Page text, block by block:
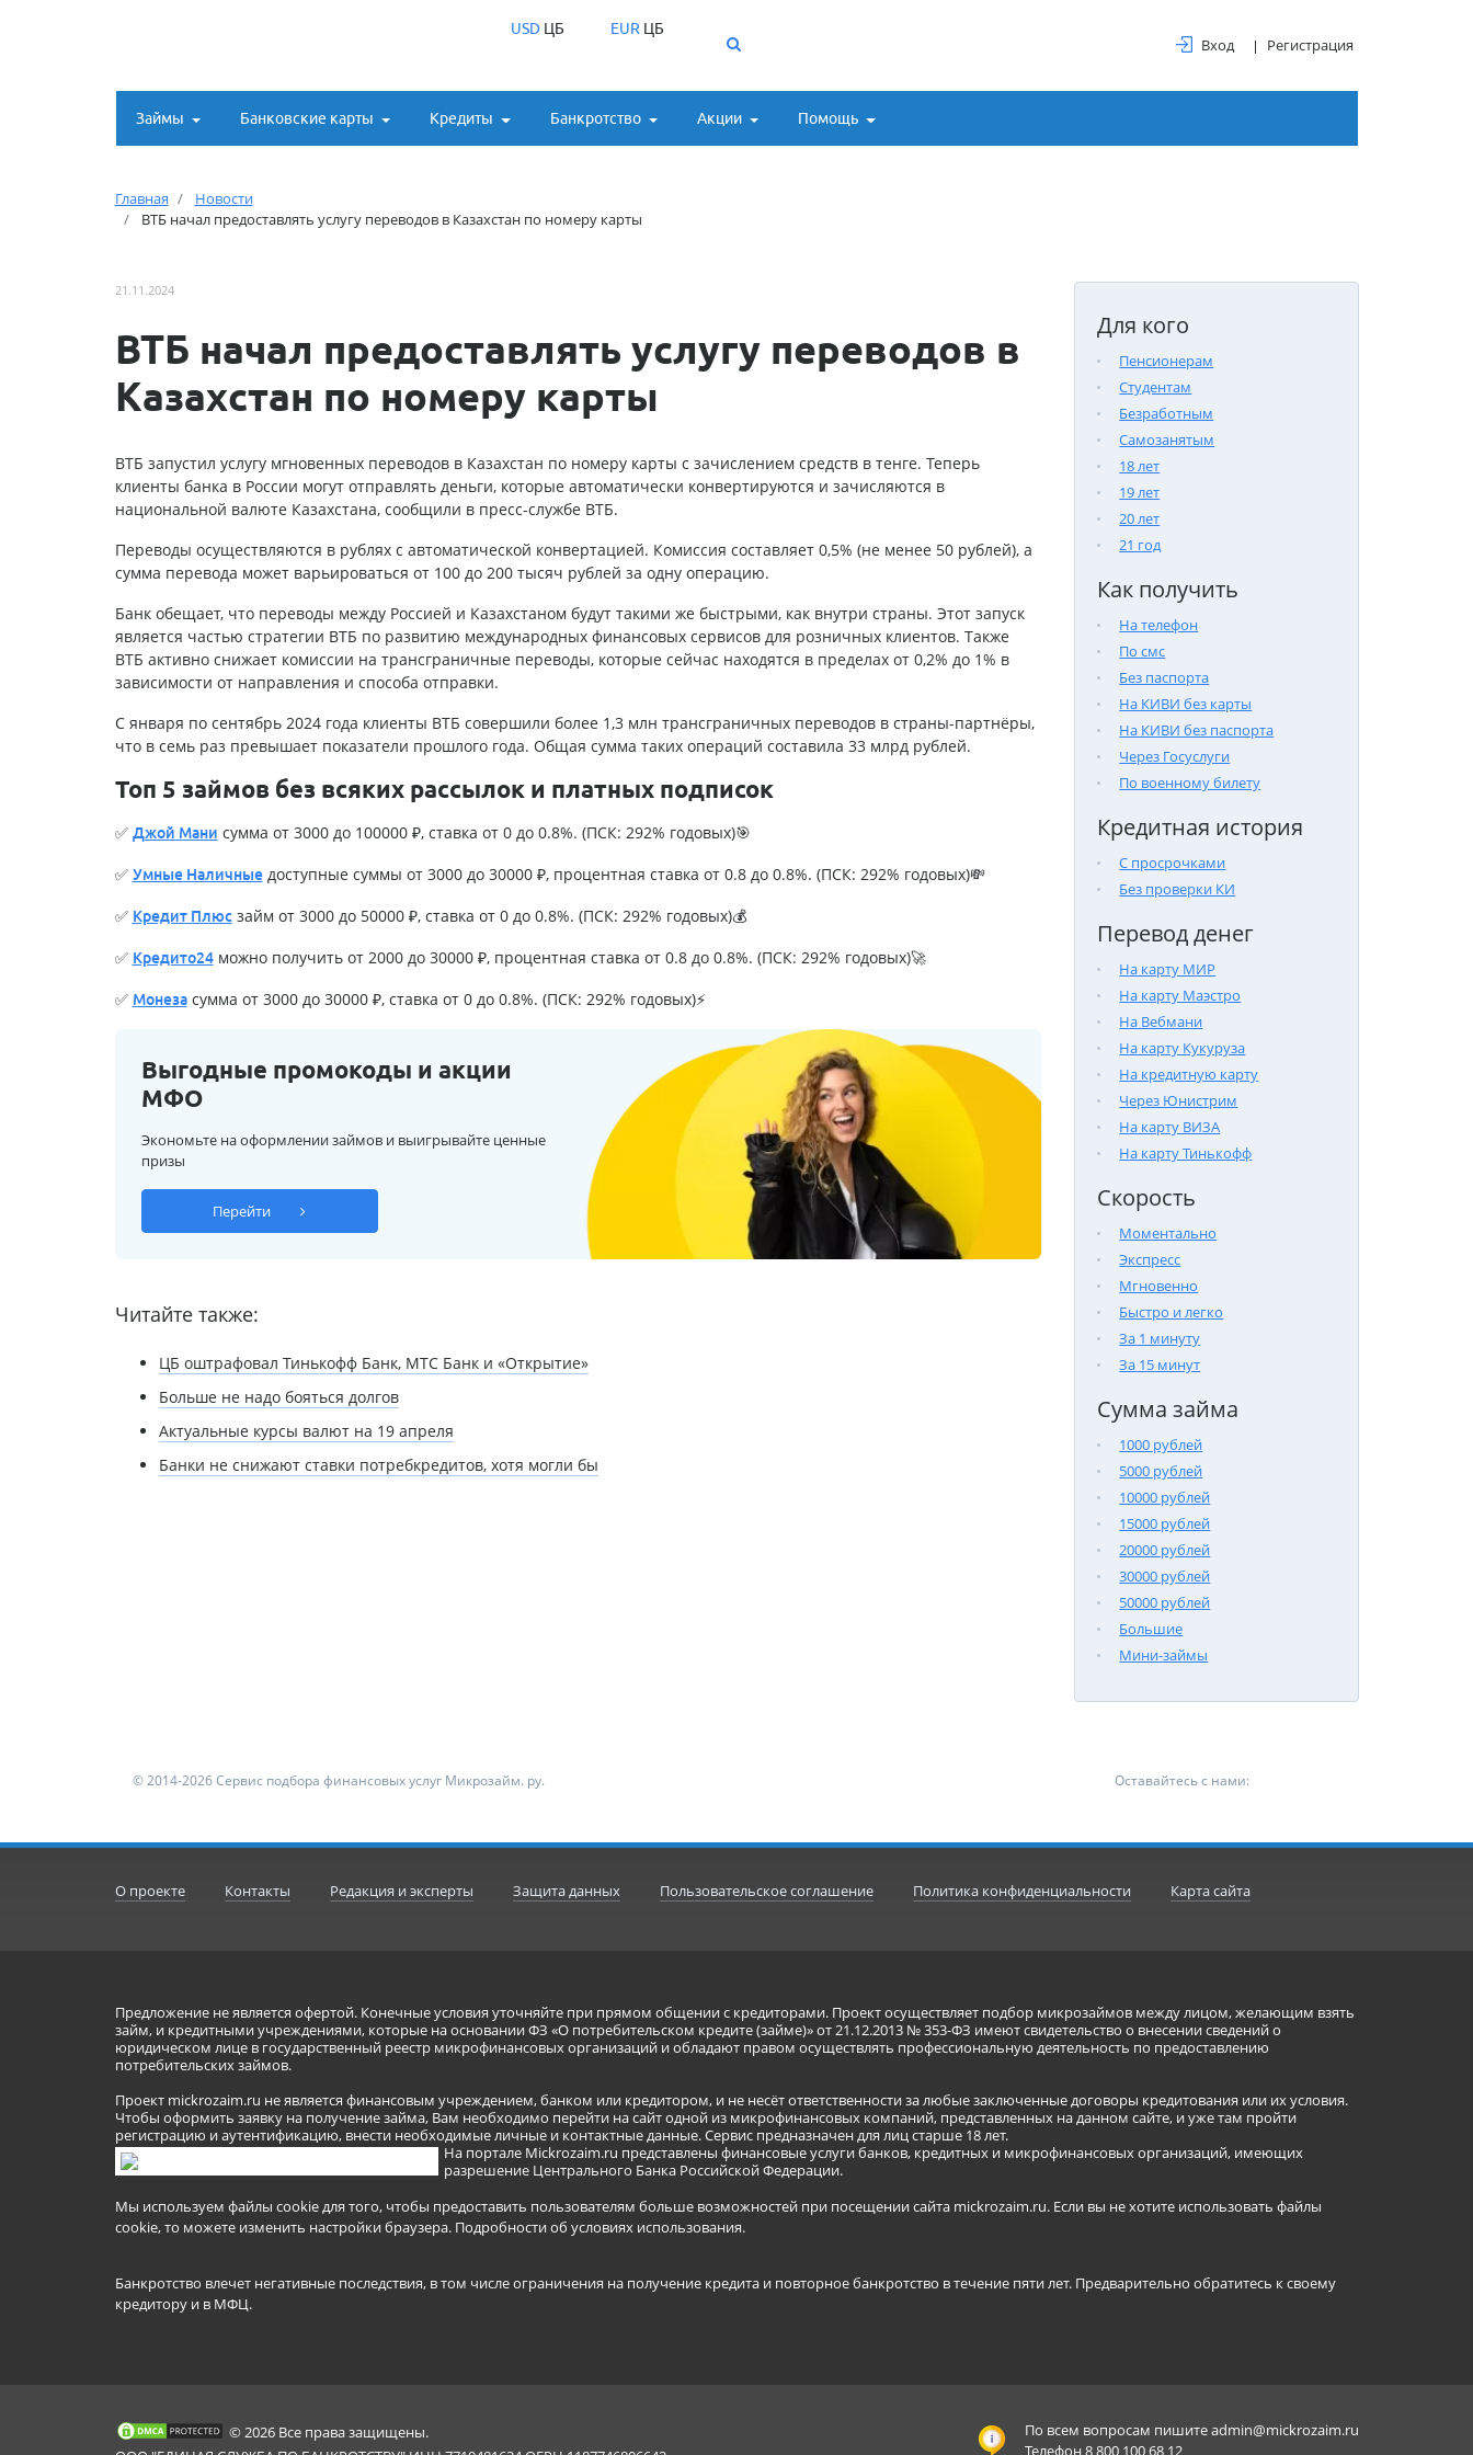
USDЦБ EUR ЦБ
Вход Регистрация
Займы Банковские карты Кредиты Банкротство Акции Помощь
Главная
Новости
ВТБ начал предоставлять услугу переводов в Казахстан по номеру карты
Для кого
Пенсионерам
Студентам
Безработным
Самозанятым
18 лет
19 лет
20 лет
21 год
Как получить
На телефон
По смс
Без паспорта
На КИВИ без карты
На КИВИ без паспорта
Через Госуслуги
По военному билету
Кредитная история
С просрочками
Без проверки КИ
Перевод денег
На карту МИР
На карту Маэстро
На Вебмани
На карту Кукуруза
На кредитную карту
Через Юнистрим
На карту ВИЗА
На карту Тинькофф
Скорость
Моментально
Экспресс
Мгновенно
Быстро и легко
За 1 минуту
За 15 минут
Сумма займа
1000 рублей
5000 рублей
10000 рублей
15000 рублей
20000 рублей
30000 рублей
50000 рублей
Большие
Мини-займы
21.11.2024
ВТБ начал предоставлять услугу переводов в
Казахстан по номеру карты
ВТБ запустил услугу мгновенных переводов в Казахстан по номеру карты с зачислением средств в тенге. Теперь
клиенты банка в России могут отправлять деньги, которые автоматически конвертируются и зачисляются в
национальной валюте Казахстана, сообщили в пресс-службе ВТБ.
Переводы осуществляются в рублях с автоматической конвертацией. Комиссия составляет 0,5% (не менее 50 рублей), а
сумма перевода может варьироваться от 100 до 200 тысяч рублей за одну операцию.
Банк обещает, что переводы между Россией и Казахстаном будут такими же быстрыми, как внутри страны. Этот запуск
является частью стратегии ВТБ по развитию международных финансовых сервисов для розничных клиентов. Также
ВТБ активно снижает комиссии на трансграничные переводы, которые сейчас находятся в пределах от 0,2% до 1% в
зависимости от направления и способа отправки.
С января по сентябрь 2024 года клиенты ВТБ совершили более 1,3 млн трансграничных переводов в страны-партнёры,
что в семь раз превышает показатели прошлого года. Общая сумма таких операций составила 33 млрд рублей.
Топ 5 займов без всяких рассылок и платных подписок
✅ Джой Мани сумма от 3000 до 100000 ₽, ставка от 0 до 0.8%. (ПСК: 292% годовых)🎯
✅ Умные Наличныедоступные суммы от 3000 до 30000 ₽, процентная ставка от 0.8 до 0.8%. (ПСК: 292% годовых)💸
✅ Кредит Плюсзайм от 3000 до 50000 ₽, ставка от 0 до 0.8%. (ПСК: 292% годовых)💰
✅ Кредито24можно получить от 2000 до 30000 ₽, процентная ставка от 0.8 до 0.8%. (ПСК: 292% годовых)🚀
✅ Монезасумма от 3000 до 30000 ₽, ставка от 0 до 0.8%. (ПСК: 292% годовых)⚡
Выгодные промокоды и акции
МФО
Экономьте на оформлении займов и выигрывайте ценные
призы
Перейти
Читайте также:
ЦБ оштрафовал Тинькофф Банк, МТС Банк и «Открытие»
Больше не надо бояться долгов
Актуальные курсы валют на 19 апреля
Банки не снижают ставки потребкредитов, хотя могли бы
© 2014-2026 Сервис подбора финансовых услуг Микрозайм. ру. Оставайтесь с нами:
О проекте Контакты Редакция и эксперты Защита данных Пользовательское соглашение Политика конфиденциальности Карта сайта
Предложение не является офертой. Конечные условия уточняйте при прямом общении с кредиторами. Проект осуществляет подбор микрозаймов между лицом, желающим взять
займ, и кредитными учреждениями, которые на основании ФЗ «О потребительском кредите (займе)» от 21.12.2013 № 353-ФЗ имеют свидетельство о внесении сведений о
юридическом лице в государственный реестр микрофинансовых организаций и обладают правом осуществлять профессиональную деятельность по предоставлению
потребительских займов.
Проект mickrozaim.ru не является финансовым учреждением, банком или кредитором, и не несёт ответственности за любые заключенные договоры кредитования или их условия.
Чтобы оформить заявку на получение займа, Вам необходимо перейти на сайт одной из микрофинансовых компаний, представленных на данном сайте, и уже там пройти
регистрацию и аутентификацию, внести необходимые личные и контактные данные. Сервис предназначен для лиц старше 18 лет.
На портале Mickrozaim.ru представлены финансовые услуги банков, кредитных и микрофинансовых организаций, имеющих
разрешение Центрального Банка Российской Федерации.
Мы используем файлы cookie для того, чтобы предоставить пользователям больше возможностей при посещении сайта mickrozaim.ru. Если вы не хотите использовать файлы
cookie, то можете изменить настройки браузера. Подробности об условиях использования.
Банкротство влечет негативные последствия, в том числе ограничения на получение кредита и повторное банкротство в течение пяти лет. Предварительно обратитесь к своему
кредитору и в МФЦ.
По всем вопросам пишитеadmin@mickrozaim.ru
Телефон 8 800 100 68 12
© 2026 Все права защищены.